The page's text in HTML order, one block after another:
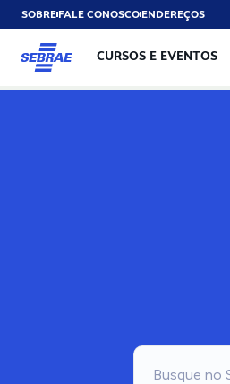
SOBREFALE CONOSCOENDEREÇOS
CURSOS E EVENTOS